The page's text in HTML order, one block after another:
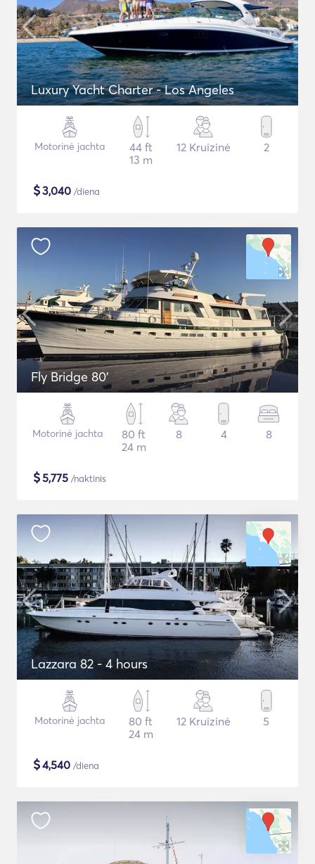
Luxury Yacht Charter - Los Angeles
Motorinė jachta
44 ft
13 m
12 Kruizinė 2
$3,040 /diena
Fly Bridge 80'
Motorinė jachta
80 ft
24 m
8 4 8
$5,775 /naktinis
Lazzara 82 - 4 hours
Motorinė jachta
80 ft
24 m
12 Kruizinė 5
$4,540 /diena